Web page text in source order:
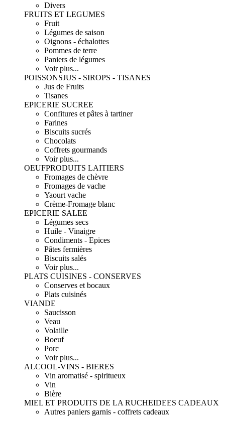
Divers
FRUITS ET LEGUMES
Fruit
Légumes de saison
Oignons - échalottes
Pommes de terre
Paniers de légumes
Voir plus...
POISSONSJUS - SIROPS - TISANES
Jus de Fruits
Tisanes
EPICERIE SUCREE
Confitures et pâtes à tartiner
Farines
Biscuits sucrés
Chocolats
Coffrets gourmands
Voir plus...
OEUFPRODUITS LAITIERS
Fromages de chèvre
Fromages de vache
Yaourt vache
Crème-Fromage blanc
EPICERIE SALEE
Légumes secs
Huile - Vinaigre
Condiments - Epices
Pâtes fermières
Biscuits salés
Voir plus...
PLATS CUISINES - CONSERVES
Conserves et bocaux
Plats cuisinés
VIANDE
Saucisson
Veau
Volaille
Boeuf
Porc
Voir plus...
ALCOOL-VINS - BIERES
Vin aromatisé - spiritueux
Vin
Bière
MIEL ET PRODUITS DE LA RUCHEIDEES CADEAUX
Autres paniers garnis - coffrets cadeaux